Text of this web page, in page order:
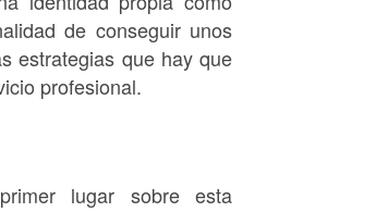
de conseguir unos
estrategias que hay que
profesional.
lugar sobre esta